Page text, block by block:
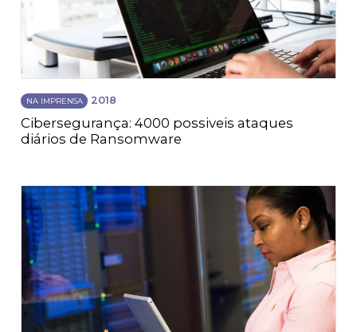
NA IMPRENSA 2018
Cibersegurança: 4000 possiveis ataques
diários de Ransomware